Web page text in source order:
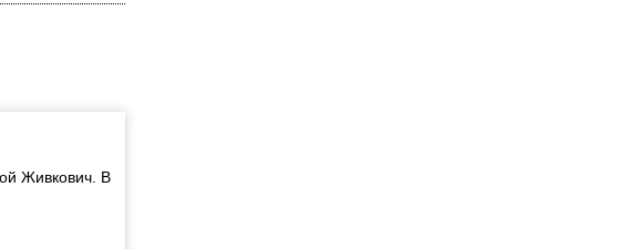
Живкович. В